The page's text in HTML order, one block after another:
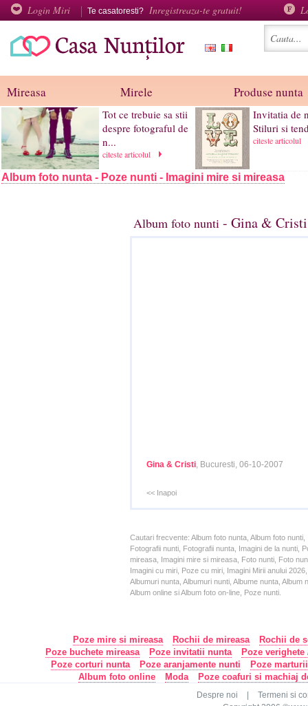
Login Miri Te casatoresti? Inregistreaza-te gratuit!
Mireasa Mirele Produse nunta
Tot ce trebuie sa stii
despre fotograful de
n...
citeste articolul
Invitatia de
Stiluri si
citeste articolul
Album foto nunta - Poze nunti - Imagini mire si mireasa
Album foto nunti - Gina &
Gina & Cristi, Bucuresti, 06-10-2007
<< Inapoi
Cautari frecvente: Album foto nunta, Album foto
Fotografii nunti, Fotografii nunta, Imagini de la nunti,
mireasa, Imagini mire si mireasa, Foto nunti, Foto
Imagini cu miri, Poze cu miri, Imagini Mirii anului
Albumuri nunta, Albumuri nunti, Albume nunta,
Album online si Album foto on-line, Poze nunti.
Poze mire si mireasa Rochii de mireasa
Rochii de
Poze buchete mireasa
Poze invitatii nunta
Poze
Poze corturi nunta
Poze aranjamente nunti
Poze
Album foto online
Moda Poze coafuri si machiaj
Despre noi
Termeni si